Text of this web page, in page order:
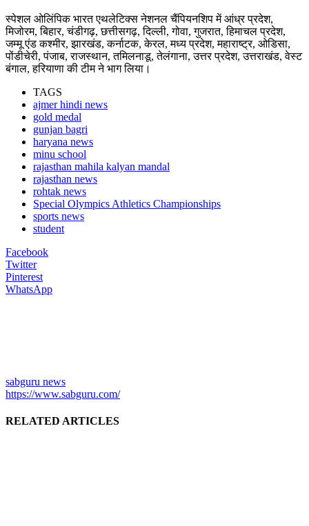
स्पेशल ओलिंपिक भारत एथलेटिक्स नेशनल चैंपियनशिप में आंध्र प्रदेश,
मिजोरम, बिहार, चंडीगढ़, छत्तीसगढ़, दिल्ली, गोवा, गुजरात, हिमाचल प्रदेश,
जम्मू एंड कश्मीर, झारखंड, कर्नाटक, केरल, मध्य प्रदेश, महाराष्ट्र, ओडिसा,
पोंडीचेरी, पंजाब, राजस्थान, तमिलनाडू, तेलंगाना, उत्तर प्रदेश, उत्तराखंड, वेस्ट
बंगाल, हरियाणा की टीम ने भाग लिया।
TAGS
ajmer hindi news
gold medal
gunjan bagri
haryana news
minu school
rajasthan mahila kalyan mandal
rajasthan news
rohtak news
Special Olympics Athletics Championships
sports news
student
Facebook
Twitter
Pinterest
WhatsApp
sabguru news
https://www.sabguru.com/
RELATED ARTICLES